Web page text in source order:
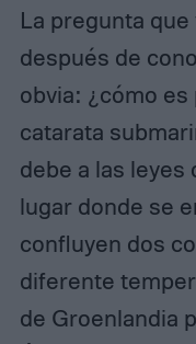
La pregunta
después de
obvia: ¿cómo
catarata
debe a las leyes
lugar donde se
confluyen dos
diferente
de Groenlandia